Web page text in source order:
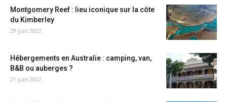
Montgomery Reef : lieu iconique sur la côte
du Kimberley
29 juin 2022
Hébergements en Australie : camping, van,
B&B ou auberges ?
21 juin 2022